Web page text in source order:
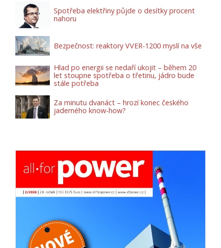
Spotřeba elektřiny půjde o desítky procent
nahoru
Bezpečnost: reaktory VVER-1200 myslí na vše
Hlad po energii se nedaří ukojit – během 20
let stoupne spotřeba o třetinu, jádro bude
stále potřeba
Za minutu dvanáct – hrozí konec českého
jaderného know-how?